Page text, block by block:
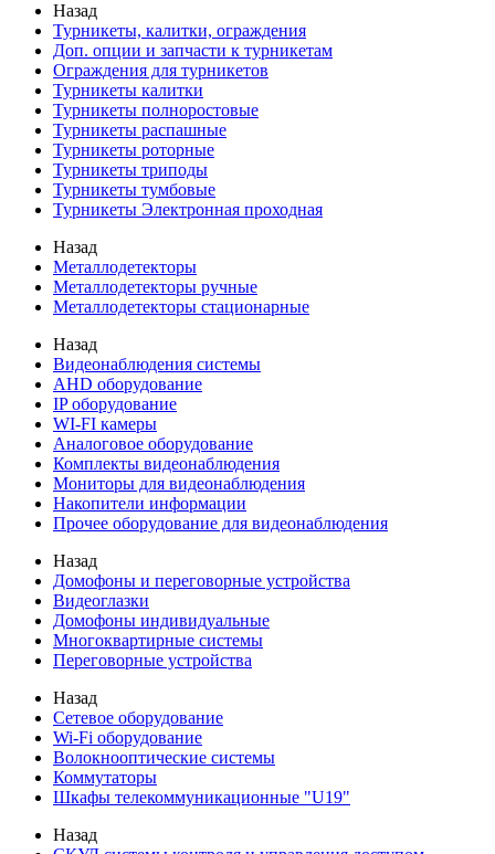
Назад
Турникеты, калитки, ограждения
Доп. опции и запчасти к турникетам
Ограждения для турникетов
Турникеты калитки
Турникеты полноростовые
Турникеты распашные
Турникеты роторные
Турникеты триподы
Турникеты тумбовые
Турникеты Электронная проходная
Назад
Металлодетекторы
Металлодетекторы ручные
Металлодетекторы стационарные
Назад
Видеонаблюдения cистемы
AHD оборудование
IP оборудование
WI-FI камеры
Аналоговое оборудование
Комплекты видеонаблюдения
Мониторы для видеонаблюдения
Накопители информации
Прочее оборудование для видеонаблюдения
Назад
Домофоны и переговорные устройства
Видеоглазки
Домофоны индивидуальные
Многоквартирные системы
Переговорные устройства
Назад
Сетевое оборудование
Wi-Fi оборудование
Волокнооптические системы
Коммутаторы
Шкафы телекоммуникационные "U19"
Назад